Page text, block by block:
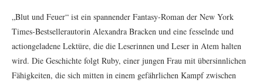
„Blut und Feuer“ ist ein spannender Fantasy-Roman der New York
Times-Bestsellerautorin Alexandra Bracken und eine fesselnde und
actiongeladene Lektüre, die die Leserinnen und Leser in Atem halten
wird. Die Geschichte folgt Ruby, einer jungen Frau mit übersinnlichen
Fähigkeiten, die sich mitten in einem gefährlichen Kampf zwischen